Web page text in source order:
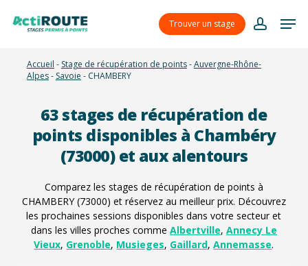
Trouver un stage
account
Accueil - Stage de récupération de points-Auvergne-Rhône-
Alpes- Savoie - CHAMBERY
63stages de récupération de
points disponibles à Chambéry
(73000) et aux alentours
Comparez les stages de récupération de points à
CHAMBERY (73000) et réservez au meilleur prix. Découvrez
les prochaines sessions disponibles dans votre secteur et
dans les villes proches comme Albertville, Annecy Le
Vieux, Grenoble, Musieges, Gaillard,Annemasse.